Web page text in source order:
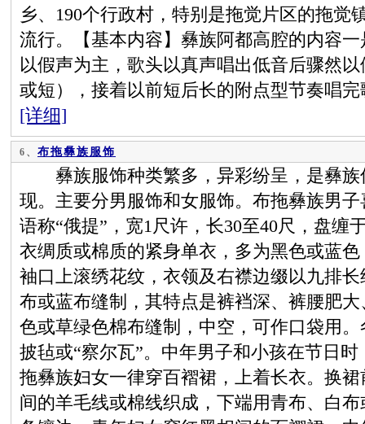
乡、190个行政村，特别是拖觉片区的拖觉
流行。【基本内容】彝族阿都高腔的内容
以假声为主，歌头以真声唱出低音后骤然
或短），接着以前短后长的附点型节奏唱
[详细]
6、 布拖彝族服饰
彝族服饰种类繁多，异彩纷呈，是彝族
现。主要分男服饰和女服饰。布拖彝族男
语称“俄提”，宽1尺许，长30至40尺，盘缠
衣绸质或棉质的紧身单衣，多为黑色或蓝
袖口上滚绣花纹，衣领及右襟边缀以九排
布或蓝布缝制，其特点是裤裆深、裤腰肥
色或草绿色棉布缝制，中空，可作口袋用
披毡或“察尔瓦”。中年男子和小孩在节日
拖彝族妇女一律穿百褶裙，上着长衣。换
间的羊毛线或棉线织成，下端用青布、白